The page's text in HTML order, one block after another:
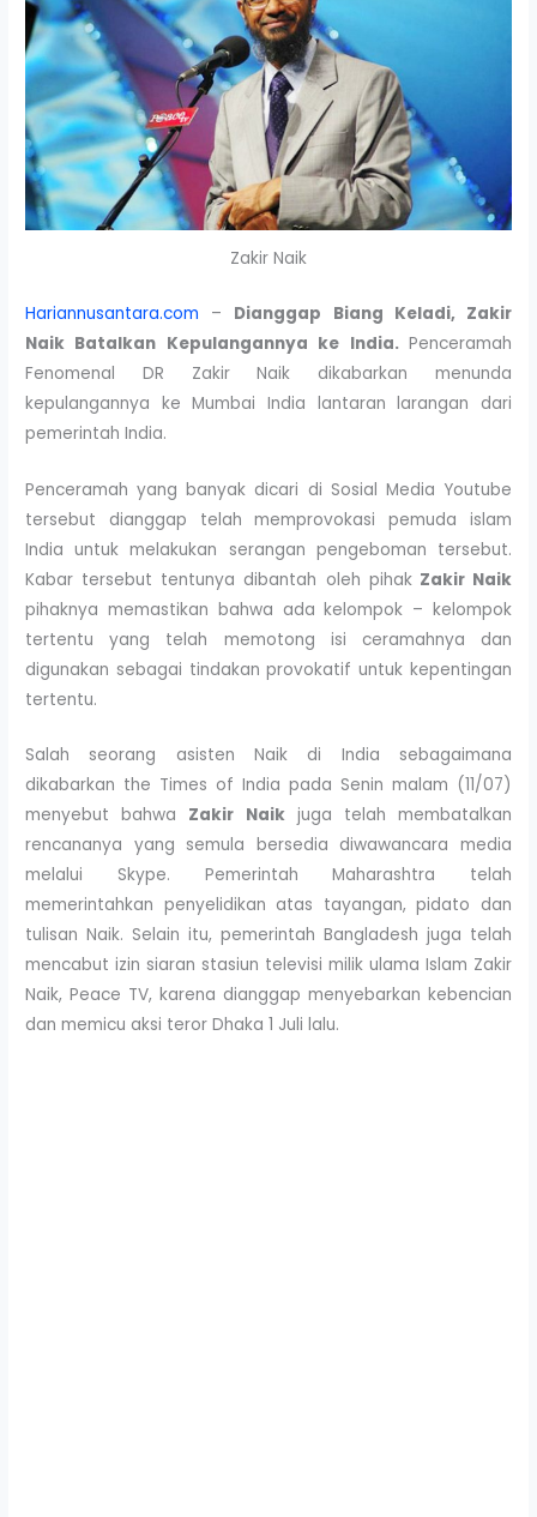
Zakir Naik
Hariannusantara.com – Dianggap Biang Keladi, Zakir
Naik Batalkan Kepulangannya ke India. Penceramah
Fenomenal DR Zakir Naik dikabarkan menunda
kepulangannya ke Mumbai India lantaran larangan dari
pemerintah India.
Penceramah yang banyak dicari di Sosial Media Youtube
tersebut dianggap telah memprovokasi pemuda islam
India untuk melakukan serangan pengeboman tersebut.
Kabar tersebut tentunya dibantah oleh pihakZakir Naik
pihaknya memastikan bahwa ada kelompok – kelompok
tertentu yang telah memotong isi ceramahnya dan
digunakan sebagai tindakan provokatif untuk kepentingan
tertentu.
Salah seorang asisten Naik di India sebagaimana
dikabarkan the Times of India pada Senin malam (11/07)
menyebut bahwa Zakir Naikjuga telah membatalkan
rencananya yang semula bersedia diwawancara media
melalui Skype. Pemerintah Maharashtra telah
memerintahkan penyelidikan atas tayangan, pidato dan
tulisan Naik. Selain itu, pemerintah Bangladesh juga telah
mencabut izin siaran stasiun televisi milik ulama Islam Zakir
Naik, Peace TV, karena dianggap menyebarkan kebencian
dan memicu aksi teror Dhaka 1 Juli lalu.